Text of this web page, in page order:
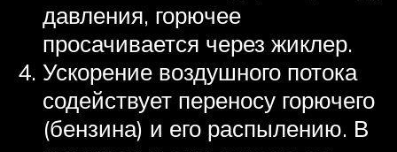
давления, горючее
просачивается через жиклер.
Ускорение воздушного потока
содействует переносу горючего
(бензина) и его распылению. В